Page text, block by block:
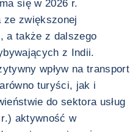
się w 2026 r.
ze zwiększonej
a także z dalszego
z Indii.
wpływ na transport
turyści, jak i
do sektora usług
aktywność w